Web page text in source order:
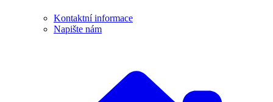
Kontaktní informace
Napište nám